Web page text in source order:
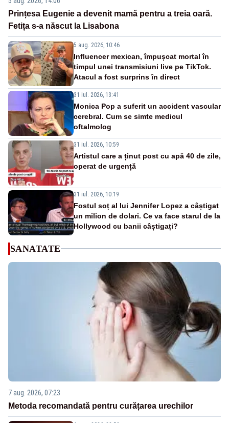
Prințesa Eugenie a devenit mamă pentru a treia oară.
Fetița s-a născut la Lisabona
5 aug. 2026, 10:46
Influencer mexican, împușcat mortal în
timpul unei transmisiuni live pe TikTok.
Atacul a fost surprins în direct
31 iul. 2026, 13:41
Monica Pop a suferit un accident vascular
cerebral. Cum se simte medicul
oftalmolog
31 iul. 2026, 10:59
Artistul care a ținut post cu apă 40 de zile,
operat de urgență
31 iul. 2026, 10:19
Fostul soț al lui Jennifer Lopez a câștigat
un milion de dolari. Ce va face starul de la
Hollywood cu banii câștigați?
SANATATE
7 aug. 2026, 07:23
Metoda recomandată pentru curățarea urechilor